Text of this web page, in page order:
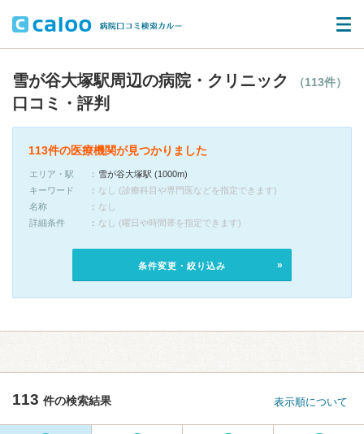
雪が谷大塚駅周辺の病院・クリニック （113件）
口コミ・評判
113件の医療機関が見つかりました
エリア・駅
雪が谷大塚駅 (1000m)
キーワード
なし (診療科目や専門医などを指定できます)
名称
なし
詳細条件
なし (曜日や時間帯を指定できます)
条件変更・絞り込み
113 件の検索結果 表示順について